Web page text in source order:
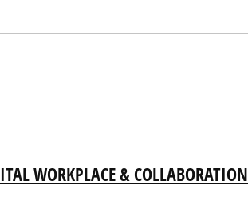
WORKPLACE & COLLABORATION